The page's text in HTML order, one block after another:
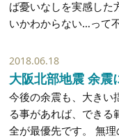
ば憂いなしを実感した
いかわからない…って
2018.06.18
大阪北部地震 余震
今後の余震も、大きい
る事があれば、できる
全が最優先です。 無